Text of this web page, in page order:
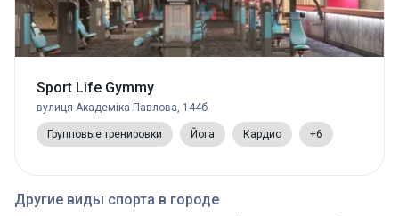
Sport Life Gymmy
вулиця Академіка Павлова, 144б
Групповые тренировки Йога Кардио +6
Другие виды спорта в городе